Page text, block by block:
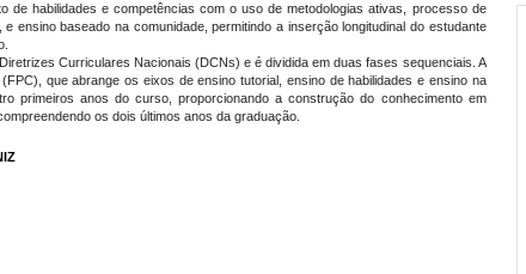
de habilidades e competências com o uso de metodologias ativas, processo de
ensino baseado na comunidade, permitindo a inserção longitudinal do estudante
Curriculares Nacionais (DCNs) e é dividida em duas fases sequenciais. A
que abrange os eixos de ensino tutorial, ensino de habilidades e ensino na
primeiros anos do curso, proporcionando a construção do conhecimento em
os dois últimos anos da graduação.